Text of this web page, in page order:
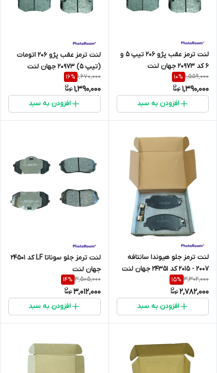
لنت ترمز عقب پژو 206 تیپ 5 و
6 کد 20973 جهان لنت
1,559,000
10%
1,390,000
افزودن به سبد
لنت ترمز عقب پژو 206 اتومات
(تیپ 5) 20973 جهان لنت
1,670,000
16%
1,390,000
افزودن به سبد
لنت ترمز جلو هیوندا سانتافه
2007 - 2015 کد 24351 جهان لنت
3,302,000
15%
2,782,000
افزودن به سبد
لنت ترمز جلو سوناتا LF کد 24501
جهان لنت
3,505,000
14%
3,012,000
افزودن به سبد